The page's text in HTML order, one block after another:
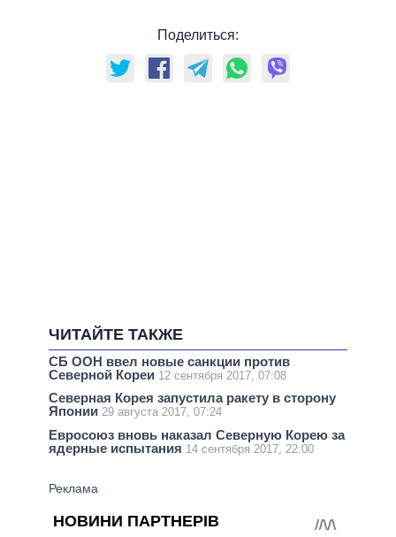
Поделиться:
ЧИТАЙТЕ ТАКЖЕ
СБ ООН ввел новые санкции против
Северной Кореи 12 сентября 2017, 07:08
Северная Корея запустила ракету в сторону
Японии 29 августа 2017, 07:24
Евросоюз вновь наказал Северную Корею за
ядерные испытания 14 сентября 2017, 22:00